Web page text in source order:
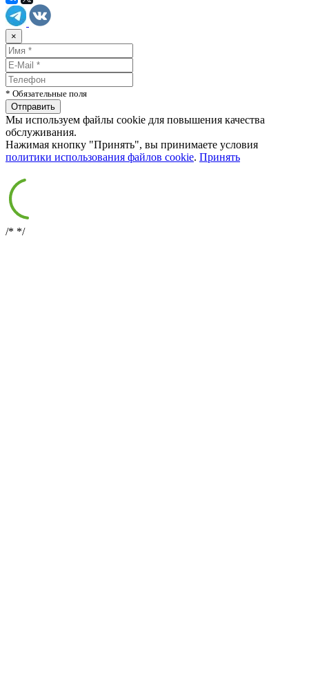
×
* Обязательные поля
Мы используем файлы cookie для повышения качества
обслуживания.
Нажимая кнопку "Принять", вы принимаете условия
политики использования файлов cookie. Принять
/* */